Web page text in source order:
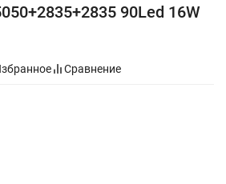
90Led 16W
Сравнение